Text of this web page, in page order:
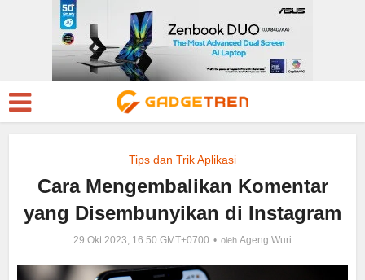
Tips dan Trik Aplikasi
Cara Mengembalikan Komentar
yang Disembunyikan di Instagram
29 Okt 2023, 16:50 GMT+0700 oleh Ageng Wuri